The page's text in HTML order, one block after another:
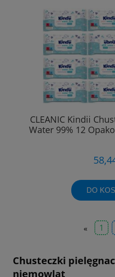
CLEANIC Kindii
Water 99% 12
DO
« 1
Chusteczki
niemowląt